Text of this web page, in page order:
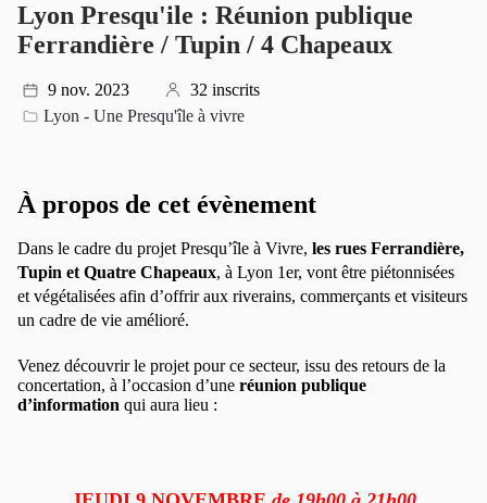
Lyon Presqu'ile : Réunion publique
Ferrandière / Tupin / 4 Chapeaux
9 nov. 2023
32 inscrits
Lyon - Une Presqu'île à vivre
À propos de cet évènement
Dans le cadre du projet Presqu’île à Vivre, les rues Ferrandière,
Tupin et Quatre Chapeaux, à Lyon 1er, vont être piétonnisées
et végétalisées afin d’offrir aux riverains, commerçants et visiteurs
un cadre de vie amélioré.
Venez découvrir le projet pour ce secteur, issu des retours de la
concertation, à l’occasion d’une réunion publique
d’information qui aura lieu :